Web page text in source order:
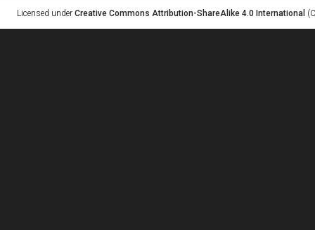
Licensed under Creative Commons Attribution-ShareAlike 4.0 International